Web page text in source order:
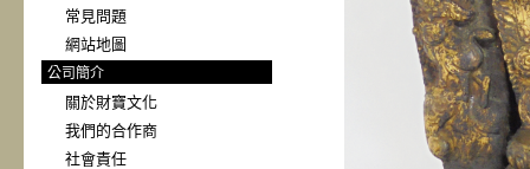
常見問題
網站地圖
公司簡介
關於財寶文化
我們的合作商
社會責任